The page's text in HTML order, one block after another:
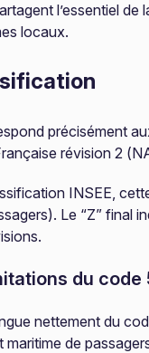
l’essentiel
locaux.
précisément
révision 2
INSEE,
Le “Z” final
du code
nettement du
de